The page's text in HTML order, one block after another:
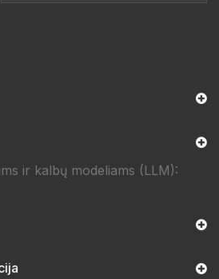
ir kalbų modeliams (LLM):